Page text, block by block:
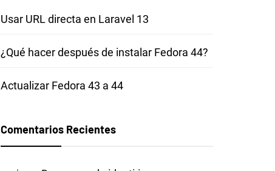
Usar URL directa en Laravel 13
¿Qué hacer después de instalar Fedora 44?
Actualizar Fedora 43 a 44
Comentarios Recientes